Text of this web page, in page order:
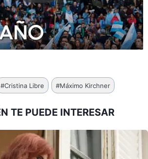
#Cristina Libre #Máximo Kirchner
TE PUEDE INTERESAR